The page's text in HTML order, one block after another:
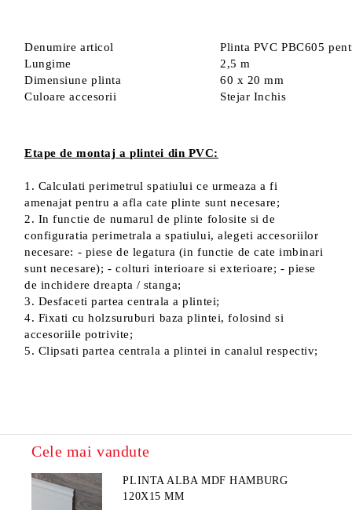
Denumire articol
Plinta PVC PBC605
Lungime
2,5 m
Dimensiune plinta
60 x 20 mm
Culoare accesorii
Stejar Inchis
Etape de montaj a plintei din PVC:
1. Calculati perimetrul spatiului ce urmeaza a fi
amenajat pentru a afla cate plinte sunt necesare;
2. In functie de numarul de plinte folosite si de
configuratia perimetrala a spatiului, alegeti accesoriilor
necesare: - piese de legatura (in functie de cate imbinari
sunt necesare); - colturi interioare si exterioare; - piese
de inchidere dreapta / stanga;
3. Desfaceti partea centrala a plintei;
4. Fixati cu holzsuruburi baza plintei, folosind si
accesoriile potrivite;
5. Clipsati partea centrala a plintei in canalul respectiv;
Cele mai vandute
PLINTA ALBA MDF HAMBURG
120X15 MM